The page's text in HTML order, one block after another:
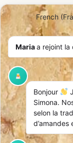
Recevez nos
exclusives
Inscrivez-vous à
newsletter pour
Mariaa rejoint la
Bonjour
Simona.
selon la
d’amandes